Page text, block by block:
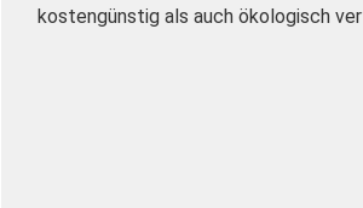
kostengünstig als auch ökologisch